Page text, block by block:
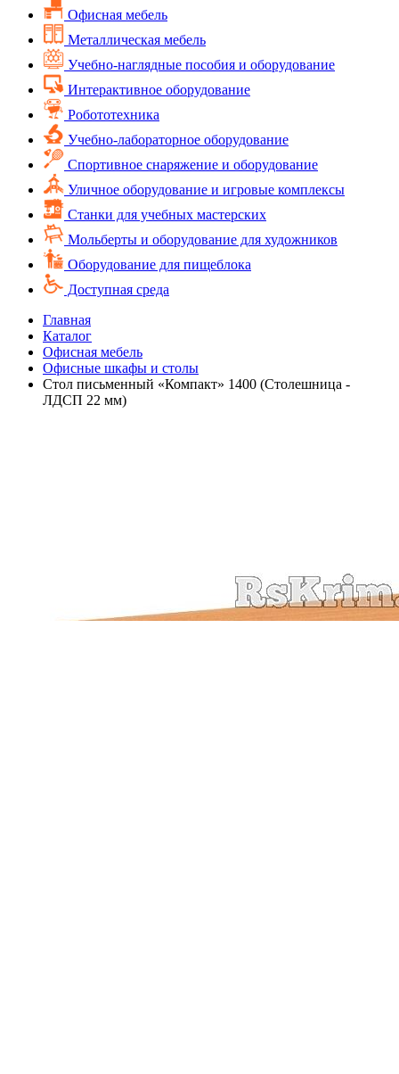
Офисная мебель
Металлическая мебель
Учебно-наглядные пособия и оборудование
Интерактивное оборудование
Робототехника
Учебно-лабораторное оборудование
Спортивное снаряжение и оборудование
Уличное оборудование и игровые комплексы
Cтанки для учебных мастерских
Мольберты и оборудование для художников
Оборудование для пищеблока
Доступная среда
Главная
Каталог
Офисная мебель
Офисные шкафы и столы
Стол письменный «Компакт» 1400 (Столешница -
ЛДСП 22 мм)